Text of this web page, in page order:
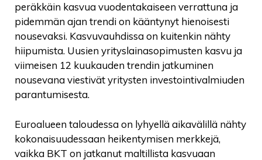
peräkkäin kasvua vuodentakaiseen verrattuna ja
pidemmän ajan trendi on kääntynyt hienoisesti
nousevaksi. Kasvuvauhdissa on kuitenkin nähty
hiipumista. Uusien yrityslainasopimusten kasvu ja
viimeisen 12 kuukauden trendin jatkuminen
nousevana viestivät yritysten investointivalmiuden
parantumisesta.
Euroalueen taloudessa on lyhyellä aikavälillä nähty
kokonaisuudessaan heikentymisen merkkejä,
vaikka BKT on jatkanut maltillista kasvuaan